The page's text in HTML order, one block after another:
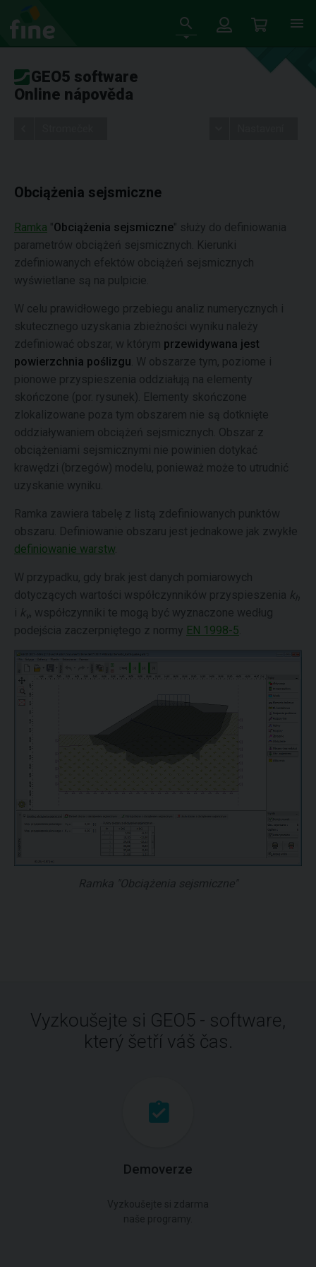
GEO5 software
Online nápověda
Obciążenia sejsmiczne
Ramka "Obciążenia sejsmiczne" służy do definiowania
parametrów obciążeń sejsmicznych. Kierunki
zdefiniowanych efektów obciążeń sejsmicznych
wyświetlane są na pulpicie.
W celu prawidłowego przebiegu analiz numerycznych i
skutecznego uzyskania zbieżności wyniku należy
zdefiniować obszar, w którym przewidywana jest
powierzchnia poślizgu . W obszarze tym, poziome i
pionowe przyspieszenia oddziałują na elementy
skończone (por. rysunek). Elementy skończone
zlokalizowane poza tym obszarem nie są dotknięte
oddziaływaniem obciążeń sejsmicznych. Obszar z
obciążeniami sejsmicznymi nie powinien dotykać
krawędzi (brzegów) modelu, ponieważ może to utrudnić
uzyskanie wyniku.
Ramka zawiera tabelę z listą zdefiniowanych punktów
obszaru. Definiowanie obszaru jest jednakowe jak zwykłe
definiowanie warstw
W przypadku, gdy brak jest danych pomiarowych
dotyczących wartości współczynników przyspieszenia kh
i k v , współczynniki te mogą być wyznaczone według
podejścia zaczerpniętego z normy EN 1998-5
Ramka "Obciążenia sejsmiczne"
Vyzkoušejte si GEO5 - software,
který šetří váš čas.
Demoverze